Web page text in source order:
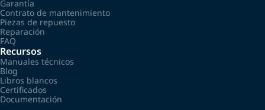
Garantía
Contrato de mantenimiento
Piezas de repuesto
Reparación
FAQ
Recursos
Manuales técnicos
Blog
Libros blancos
Certificados
Documentación